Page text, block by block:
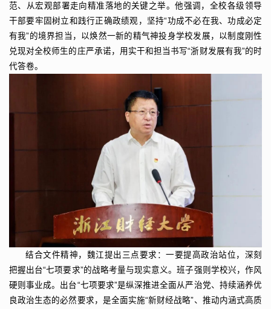
范、从宏观部署走向精准落地的关键之举。他强调，全校各级领导
干部要牢固树立和践行正确政绩观，坚持“功成不必在我、功成必定
有我”的境界担当，以焕然一新的精气神投身学校发展，以制度刚性
兑现对全校师生的庄严承诺，用实干和担当书写“浙财发展有我”的时
代答卷。
结合文件精神，魏江提出三点要求：一要提高政治站位，深刻
把握出台“七项要求”的战略考量与现实意义。班子强则学校兴，作风
硬则事业成。出台“七项要求”是纵深推进全面从严治党、持续涵养优
良政治生态的必然要求，是全面实施“新财经战略”、推动内涵式高质